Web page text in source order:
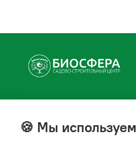
справочная служба
🍪 Мы